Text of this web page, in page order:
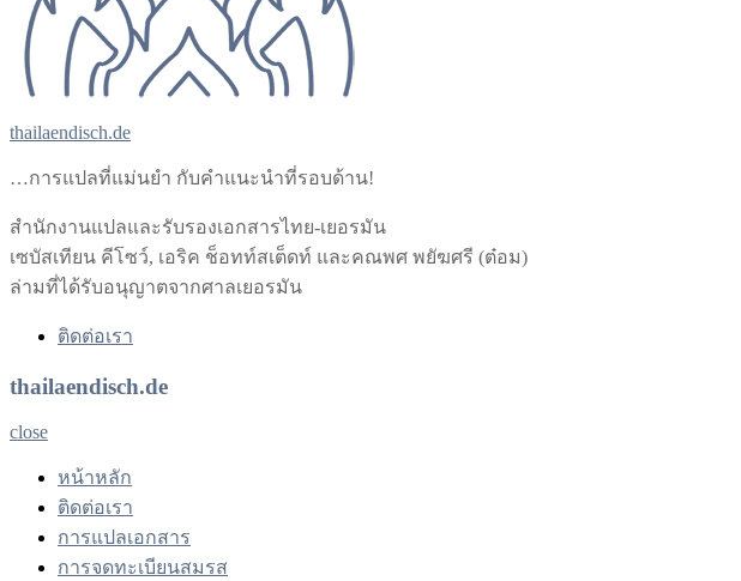
thailaendisch.de
…การแปลที่แม่นยำ กับคำแนะนำที่รอบด้าน!
สำนักงานแปลและรับรองเอกสารไทย-เยอรมัน
เซบัสเทียน คีโซว์, เอริค ช็อทท์สเต็ดท์ และคณพศ พยัฆศรี (ต๋อม)
ล่ามที่ได้รับอนุญาตจากศาลเยอรมัน
ติดต่อเรา
thailaendisch.de
close
หน้าหลัก
ติดต่อเรา
การแปลเอกสาร
การจดทะเบียนสมรส